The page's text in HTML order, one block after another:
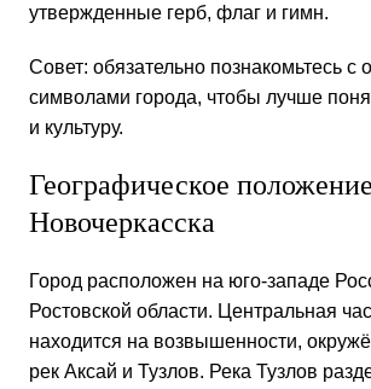
утвержденные герб, флаг и гимн.
Совет: обязательно познакомьтесь
символами города, чтобы лучше
и культуру.
Географическое
Новочеркасска
Город расположен на юго-западе
Ростовской области. Центральная
находится на возвышенности,
рек Аксай и Тузлов. Река Тузлов